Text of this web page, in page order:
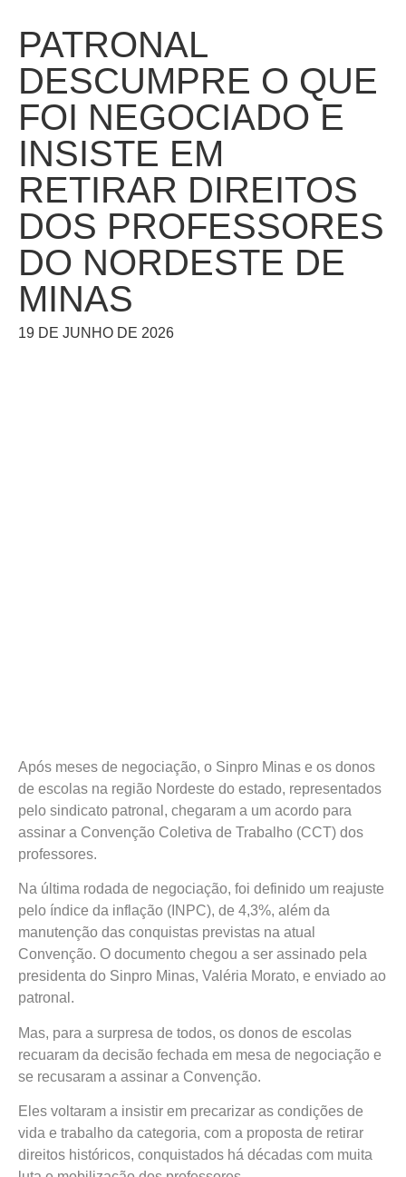
PATRONAL
DESCUMPRE O QUE
FOI NEGOCIADO E
INSISTE EM
RETIRAR DIREITOS
DOS PROFESSORES
DO NORDESTE DE
MINAS
19 DE JUNHO DE 2026
Após meses de negociação, o Sinpro Minas e os donos
de escolas na região Nordeste do estado, representados
pelo sindicato patronal, chegaram a um acordo para
assinar a Convenção Coletiva de Trabalho (CCT) dos
professores.
Na última rodada de negociação, foi definido um reajuste
pelo índice da inflação (INPC), de 4,3%, além da
manutenção das conquistas previstas na atual
Convenção. O documento chegou a ser assinado pela
presidenta do Sinpro Minas, Valéria Morato, e enviado ao
patronal.
Mas, para a surpresa de todos, os donos de escolas
recuaram da decisão fechada em mesa de negociação e
se recusaram a assinar a Convenção.
Eles voltaram a insistir em precarizar as condições de
vida e trabalho da categoria, com a proposta de retirar
direitos históricos, conquistados há décadas com muita